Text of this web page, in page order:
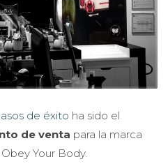
de éxito ha sido el
de venta para la marca
Your Body.